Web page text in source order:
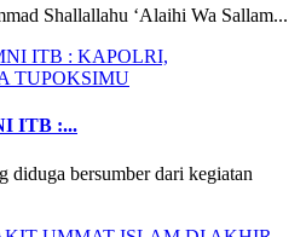
Shallallahu ‘Alaihi Wa Sallam...
ITB :...
bersumber dari kegiatan